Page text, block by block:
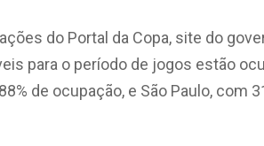
do Portal da Copa, site do
para o período de jogos estão
de ocupação, e São Paulo, com